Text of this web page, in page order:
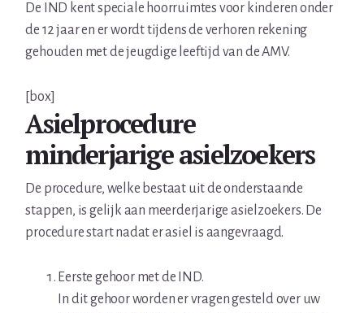
De IND kent speciale hoorruimtes voor kinderen onder
de 12 jaar en er wordt tijdens de verhoren rekening
gehouden met de jeugdige leeftijd van de AMV.
[box]
Asielprocedure
minderjarige asielzoekers
De procedure, welke bestaat uit de onderstaande
stappen, is gelijk aan meerderjarige asielzoekers. De
procedure start nadat er asiel is aangevraagd.
Eerste gehoor met de IND.
In dit gehoor worden er vragen gesteld over uw